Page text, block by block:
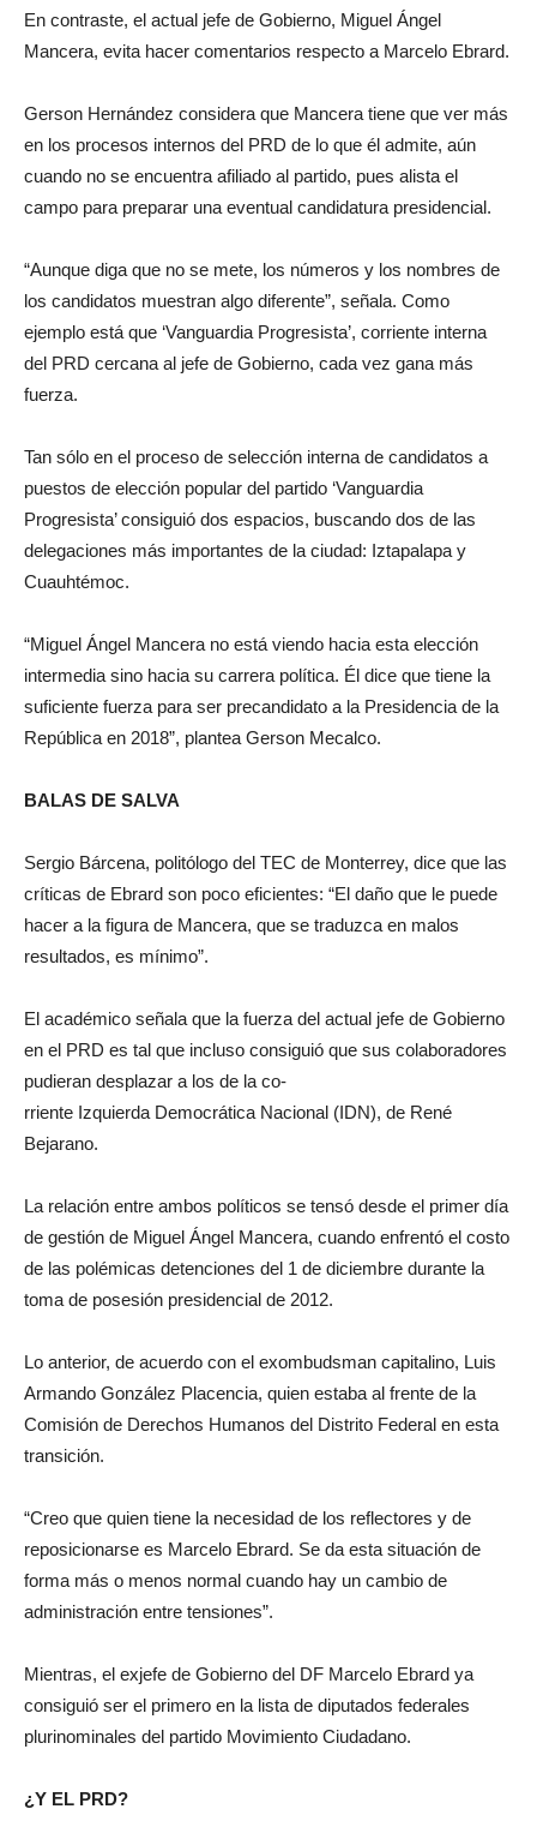
En contraste, el actual jefe de Gobierno, Miguel Ángel
Mancera, evita hacer comentarios respecto a Marcelo Ebrard.
Gerson Hernández considera que Mancera tiene que ver más
en los procesos internos del PRD de lo que él admite, aún
cuando no se encuentra afiliado al partido, pues alista el
campo para preparar una eventual candidatura presidencial.
“Aunque diga que no se mete, los números y los nombres de
los candidatos muestran algo diferente”, señala. Como
ejemplo está que ‘Vanguardia Progresista’, corriente interna
del PRD cercana al jefe de Gobierno, cada vez gana más
fuerza.
Tan sólo en el proceso de selección interna de candidatos a
puestos de elección popular del partido ‘Vanguardia
Progresista’ consiguió dos espacios, buscando dos de las
delegaciones más importantes de la ciudad: Iztapalapa y
Cuauhtémoc.
“Miguel Ángel Mancera no está viendo hacia esta elección
intermedia sino hacia su carrera política. Él dice que tiene la
suficiente fuerza para ser precandidato a la Presidencia de la
República en 2018”, plantea Gerson Mecalco.
BALAS DE SALVA
Sergio Bárcena, politólogo del TEC de Monterrey, dice que las
críticas de Ebrard son poco eficientes: “El daño que le puede
hacer a la figura de Mancera, que se traduzca en malos
resultados, es mínimo”.
El académico señala que la fuerza del actual jefe de Gobierno
en el PRD es tal que incluso consiguió que sus colaboradores
pudieran desplazar a los de la co-
rriente Izquierda Democrática Nacional (IDN), de René
Bejarano.
La relación entre ambos políticos se tensó desde el primer día
de gestión de Miguel Ángel Mancera, cuando enfrentó el costo
de las polémicas detenciones del 1 de diciembre durante la
toma de posesión presidencial de 2012.
Lo anterior, de acuerdo con el exombudsman capitalino, Luis
Armando González Placencia, quien estaba al frente de la
Comisión de Derechos Humanos del Distrito Federal en esta
transición.
“Creo que quien tiene la necesidad de los reflectores y de
reposicionarse es Marcelo Ebrard. Se da esta situación de
forma más o menos normal cuando hay un cambio de
administración entre tensiones”.
Mientras, el exjefe de Gobierno del DF Marcelo Ebrard ya
consiguió ser el primero en la lista de diputados federales
plurinominales del partido Movimiento Ciudadano.
¿Y EL PRD?